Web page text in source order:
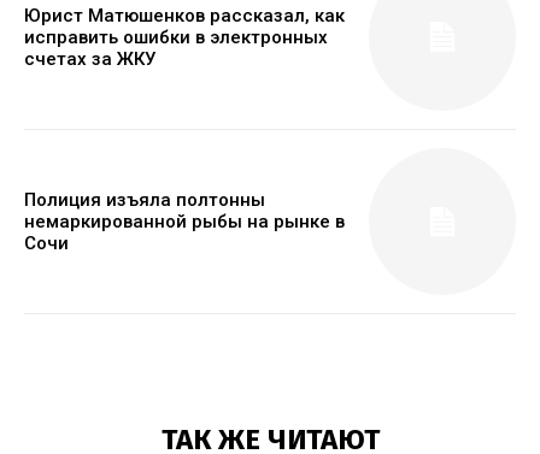
Юрист Матюшенков рассказал, как
исправить ошибки в электронных
счетах за ЖКУ
Полиция изъяла полтонны
немаркированной рыбы на рынке в
Сочи
ТАК ЖЕ ЧИТАЮТ